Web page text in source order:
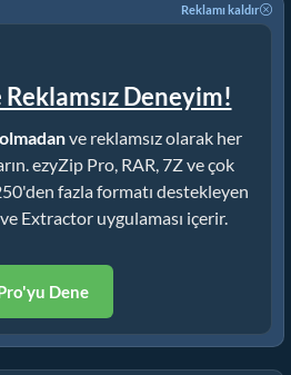
Reklamı kaldır
Deneyim!
ve reklamsız olarak her
ezyZip Pro, RAR, 7Z ve çok
fazla formatı destekleyen
Extractor uygulaması içerir.
Dene